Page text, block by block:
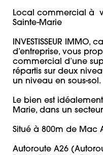
Local commercial à
Sainte-Marie
INVESTISSEUR
d’entreprise, vous
commercial d’une
répartis sur deux
un niveau en sous-sol.
Le bien est
Marie, dans un
Situé à 800m de Mac
Autoroute A26